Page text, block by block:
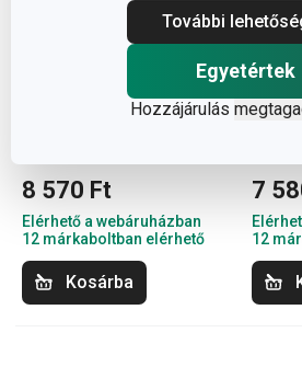
További
Egyetértek
Hozzájárulás
8 570 Ft
Elérhető a webáruházban
12 márkaboltban elérhető
Kosárba
7
12